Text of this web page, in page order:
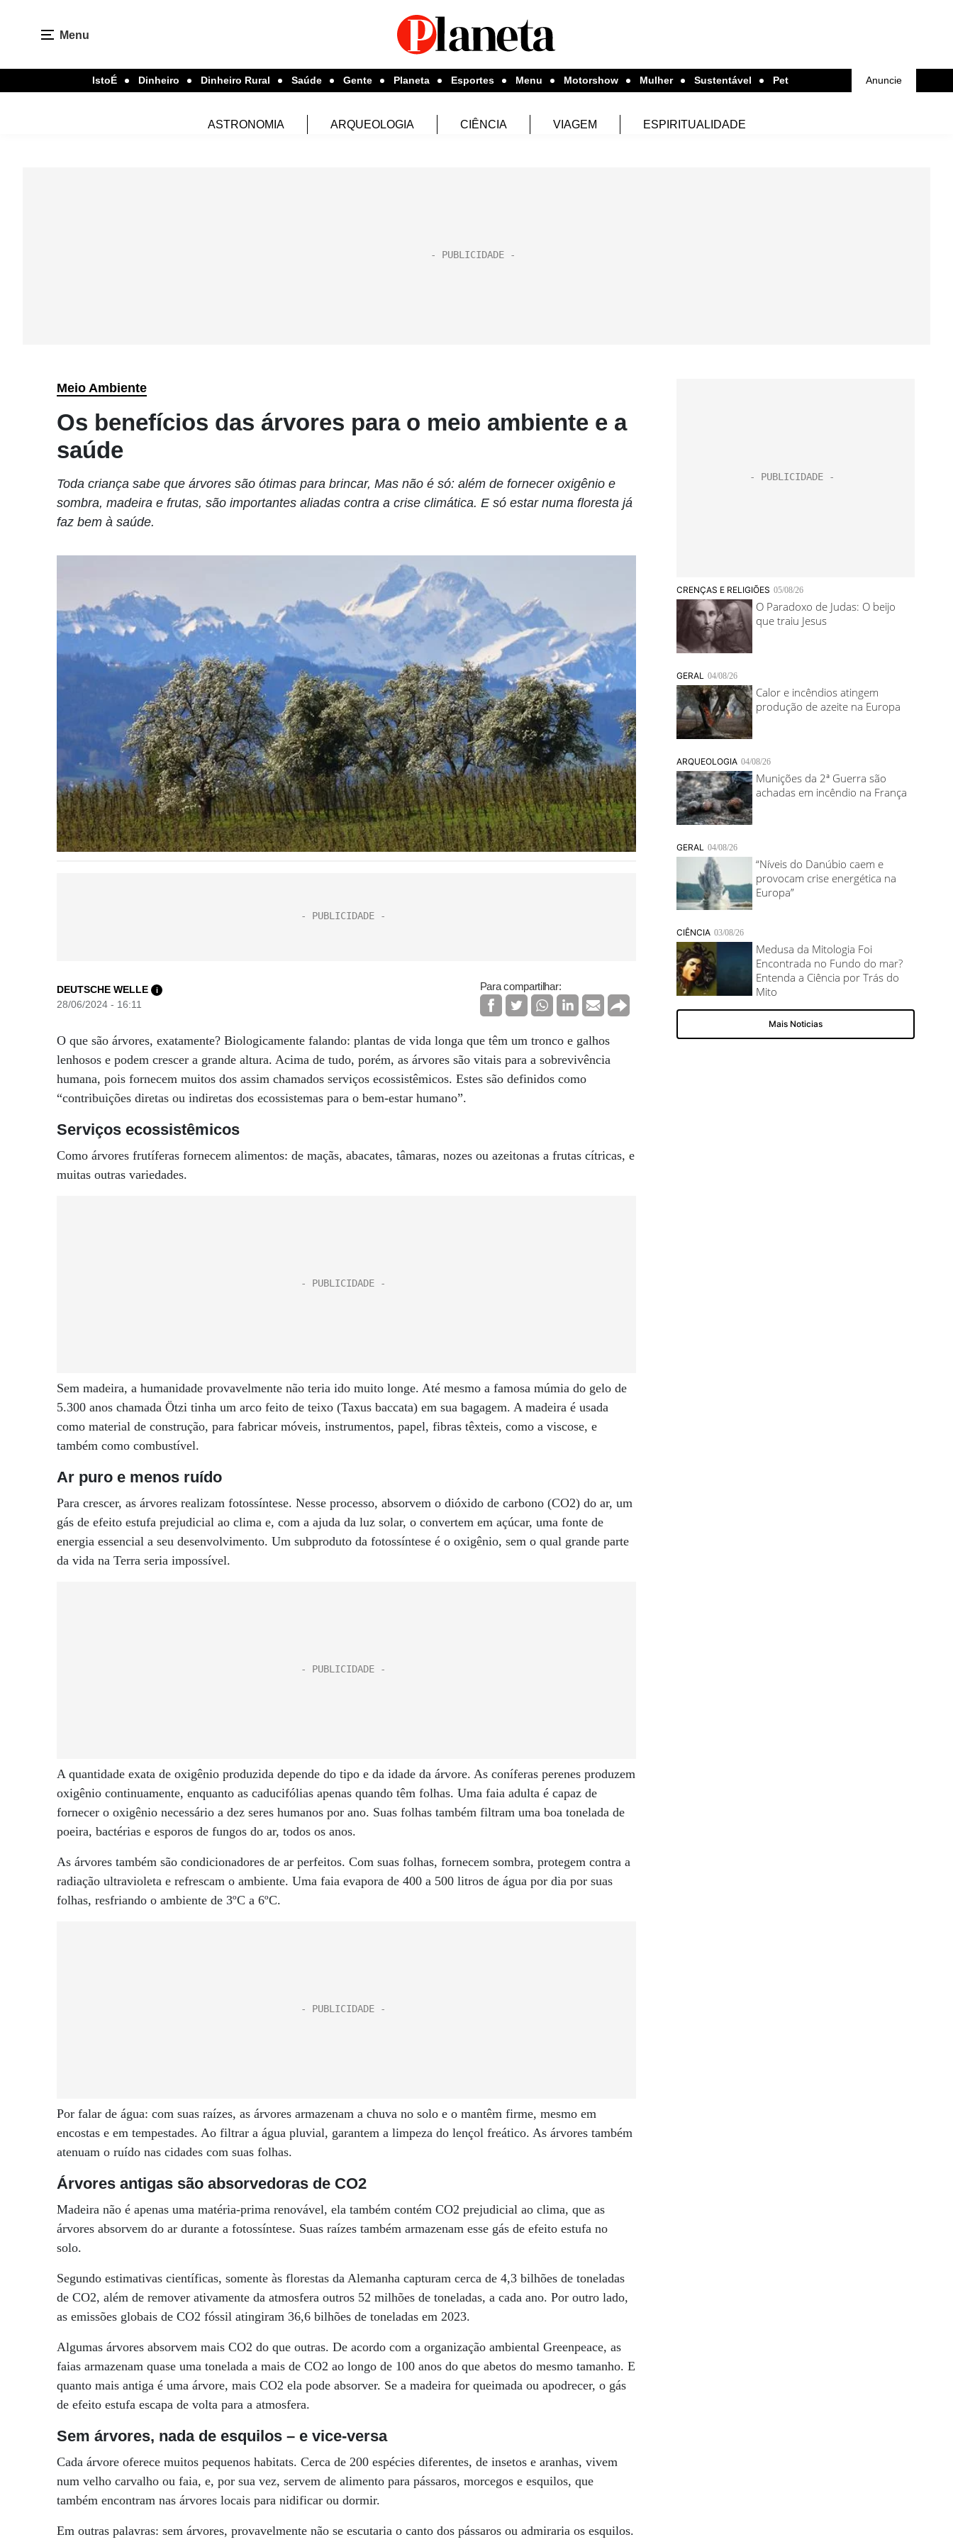
Menu
IstoÉ Dinheiro Dinheiro Rural Saúde Gente Planeta Esportes Menu Motorshow Mulher Sustentável Pet Anuncie
ASTRONOMIA ARQUEOLOGIA CIÊNCIA VIAGEM ESPIRITUALIDADE
Meio Ambiente
Os benefícios das árvores para o meio ambiente e a
saúde
Toda criança sabe que árvores são ótimas para brincar, Mas não é só: além de fornecer oxigênio e
sombra, madeira e frutas, são importantes aliadas contra a crise climática. E só estar numa floresta já
faz bem à saúde.
DEUTSCHE WELLE i
28/06/2024 - 16:11
Para compartilhar:
O que são árvores, exatamente? Biologicamente falando: plantas de vida longa que têm um tronco e galhos
lenhosos e podem crescer a grande altura. Acima de tudo, porém, as árvores são vitais para a sobrevivência
humana, pois fornecem muitos dos assim chamados serviços ecossistêmicos. Estes são definidos como
“contribuições diretas ou indiretas dos ecossistemas para o bem-estar humano”.
Serviços ecossistêmicos
Como árvores frutíferas fornecem alimentos: de maçãs, abacates, tâmaras, nozes ou azeitonas a frutas cítricas, e
muitas outras variedades.
Sem madeira, a humanidade provavelmente não teria ido muito longe. Até mesmo a famosa múmia do gelo de
5.300 anos chamada Ötzi tinha um arco feito de teixo (Taxus baccata) em sua bagagem. A madeira é usada
como material de construção, para fabricar móveis, instrumentos, papel, fibras têxteis, como a viscose, e
também como combustível.
Ar puro e menos ruído
Para crescer, as árvores realizam fotossíntese. Nesse processo, absorvem o dióxido de carbono (CO2) do ar, um
gás de efeito estufa prejudicial ao clima e, com a ajuda da luz solar, o convertem em açúcar, uma fonte de
energia essencial a seu desenvolvimento. Um subproduto da fotossíntese é o oxigênio, sem o qual grande parte
da vida na Terra seria impossível.
A quantidade exata de oxigênio produzida depende do tipo e da idade da árvore. As coníferas perenes produzem
oxigênio continuamente, enquanto as caducifólias apenas quando têm folhas. Uma faia adulta é capaz de
fornecer o oxigênio necessário a dez seres humanos por ano. Suas folhas também filtram uma boa tonelada de
poeira, bactérias e esporos de fungos do ar, todos os anos.
As árvores também são condicionadores de ar perfeitos. Com suas folhas, fornecem sombra, protegem contra a
radiação ultravioleta e refrescam o ambiente. Uma faia evapora de 400 a 500 litros de água por dia por suas
folhas, resfriando o ambiente de 3ºC a 6ºC.
Por falar de água: com suas raízes, as árvores armazenam a chuva no solo e o mantêm firme, mesmo em
encostas e em tempestades. Ao filtrar a água pluvial, garantem a limpeza do lençol freático. As árvores também
atenuam o ruído nas cidades com suas folhas.
Árvores antigas são absorvedoras de CO2
Madeira não é apenas uma matéria-prima renovável, ela também contém CO2 prejudicial ao clima, que as
árvores absorvem do ar durante a fotossíntese. Suas raízes também armazenam esse gás de efeito estufa no
solo.
Segundo estimativas científicas, somente às florestas da Alemanha capturam cerca de 4,3 bilhões de toneladas
de CO2, além de remover ativamente da atmosfera outros 52 milhões de toneladas, a cada ano. Por outro lado,
as emissões globais de CO2 fóssil atingiram 36,6 bilhões de toneladas em 2023.
Algumas árvores absorvem mais CO2 do que outras. De acordo com a organização ambiental Greenpeace, as
faias armazenam quase uma tonelada a mais de CO2 ao longo de 100 anos do que abetos do mesmo tamanho. E
quanto mais antiga é uma árvore, mais CO2 ela pode absorver. Se a madeira for queimada ou apodrecer, o gás
de efeito estufa escapa de volta para a atmosfera.
Sem árvores, nada de esquilos – e vice-versa
Cada árvore oferece muitos pequenos habitats. Cerca de 200 espécies diferentes, de insetos e aranhas, vivem
num velho carvalho ou faia, e, por sua vez, servem de alimento para pássaros, morcegos e esquilos, que
também encontram nas árvores locais para nidificar ou dormir.
Em outras palavras: sem árvores, provavelmente não se escutaria o canto dos pássaros ou admiraria os esquilos.